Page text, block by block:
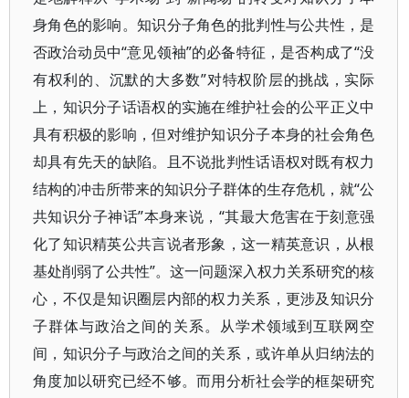
身角色的影响。知识分子角色的批判性与公共性，是
否政治动员中“意见领袖”的必备特征，是否构成了“没
有权利的、沉默的大多数”对特权阶层的挑战，实际
上，知识分子话语权的实施在维护社会的公平正义中
具有积极的影响，但对维护知识分子本身的社会角色
却具有先天的缺陷。且不说批判性话语权对既有权力
结构的冲击所带来的知识分子群体的生存危机，就“公
共知识分子神话”本身来说，“其最大危害在于刻意强
化了知识精英公共言说者形象，这一精英意识，从根
基处削弱了公共性”。这一问题深入权力关系研究的核
心，不仅是知识圈层内部的权力关系，更涉及知识分
子群体与政治之间的关系。从学术领域到互联网空
间，知识分子与政治之间的关系，或许单从归纳法的
角度加以研究已经不够。而用分析社会学的框架研究